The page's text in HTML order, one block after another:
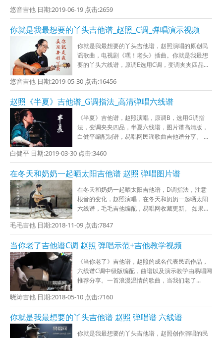
悠音吉他 日期:2019-06-19 点击:2659
你就是我最想要的丫头吉他谱_赵照_C调_弹唱演示视频
你就是我最想要的丫头吉他谱，赵照演唱的原创民
谣歌曲，电视剧《嘿！老头》插曲。你就是我最想
要的丫头六线谱，原调E选用C调，变调夹夹四品...
悠音吉他 日期:2019-05-30 点击:16456
赵照《半夏》吉他谱_G调指法_高清弹唱六线谱
《半夏》吉他谱，赵照演唱，原调B，选用G调指
法，变调夹夹四品，半夏六线谱，图片谱高清版，
白健平编配制谱，易唱网民谣歌曲吉他谱分享。 ...
白健平 日期:2019-03-30 点击:3460
在冬天和奶奶一起晒太阳吉他谱 赵照 弹唱图片谱
在冬天和奶奶一起晒太阳吉他谱，D调指法，注意
根音的变化，赵照演唱，在冬天和奶奶一起晒太阳
六线谱，毛毛吉他编配，易唱网收藏更新。 如果...
毛毛吉他 日期:2018-11-09 点击:7847
当你老了吉他谱C调 赵照 弹唱示范+吉他教学视频
《当你老了》吉他谱，赵照的成名代表民谣作品，
六线谱C调中级版编配，曲谱以及演示教学由易唱网
推荐分享。一首浪漫温情的歌曲，当我们老了...
晓涛吉他 日期:2018-05-10 点击:7160
你就是我最想要的丫头吉他谱 赵照 弹唱谱 六线谱
你就是我最想要的丫头吉他谱，赵照创作演唱的民